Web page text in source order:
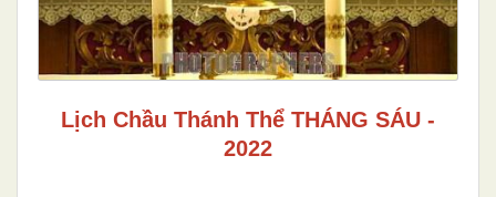
Lịch Chầu Thánh Thể THÁNG SÁU -
2022